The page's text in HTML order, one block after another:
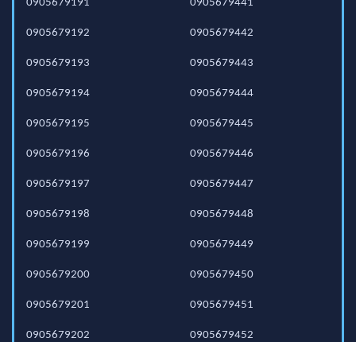
0905679191
0905679192
0905679193
0905679194
0905679195
0905679196
0905679197
0905679198
0905679199
0905679200
0905679201
0905679202
0905679441
0905679442
0905679443
0905679444
0905679445
0905679446
0905679447
0905679448
0905679449
0905679450
0905679451
0905679452